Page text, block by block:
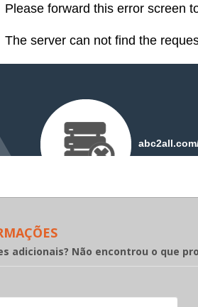
adicionais? Não encontrou o que